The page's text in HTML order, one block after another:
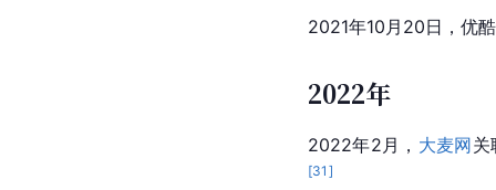
2021年10月20日，优
2022年
2022年2月， 大麦网关
[31 ]